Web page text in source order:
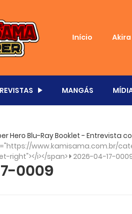
Início
MANGÁS
Hero Blu-Ray Booklet - Entrevista
www.kamisama.com.br/
right"></i></span> 2026-04-17-
0009